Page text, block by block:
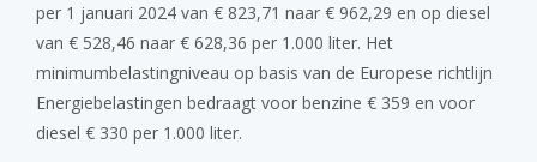
per 1 januari 2024 van € 823,71 naar € 962,29 en op diesel
van € 528,46 naar € 628,36 per 1.000 liter. Het
minimumbelastingniveau op basis van de Europese richtlijn
Energiebelastingen bedraagt voor benzine € 359 en voor
diesel € 330 per 1.000 liter.